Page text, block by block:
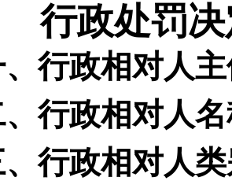
行政处罚
行政相对人
行政相对人
行政相对人